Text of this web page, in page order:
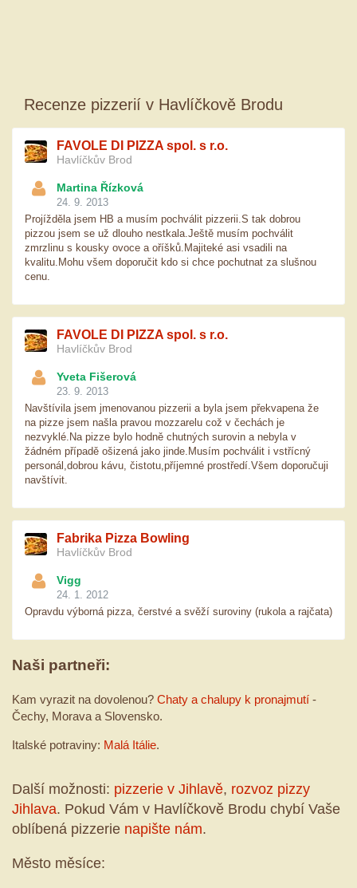
Recenze pizzerií v Havlíčkově Brodu
FAVOLE DI PIZZA spol. s r.o.
Havlíčkův Brod
Martina Řízková
24. 9. 2013
Projížděla jsem HB a musím pochválit pizzerii.S tak dobrou
pizzou jsem se už dlouho nestkala.Ještě musím pochválit
zmrzlinu s kousky ovoce a oříšků.Majiteké asi vsadili na
kvalitu.Mohu všem doporučit kdo si chce pochutnat za slušnou
cenu.
FAVOLE DI PIZZA spol. s r.o.
Havlíčkův Brod
Yveta Fišerová
23. 9. 2013
Navštívila jsem jmenovanou pizzerii a byla jsem překvapena že
na pizze jsem našla pravou mozzarelu což v čechách je
nezvyklé.Na pizze bylo hodně chutných surovin a nebyla v
žádném případě ošizená jako jinde.Musím pochválit i vstřícný
personál,dobrou kávu, čistotu,příjemné prostředí.Všem doporučuji
navštívit.
Fabrika Pizza Bowling
Havlíčkův Brod
Vigg
24. 1. 2012
Opravdu výborná pizza, čerstvé a svěží suroviny (rukola a rajčata)
Naši partneři:
Kam vyrazit na dovolenou? Chaty a chalupy k pronajmutí -
Čechy, Morava a Slovensko.
Italské potraviny: Malá Itálie.
Další možnosti: pizzerie v Jihlavě, rozvoz pizzy
Jihlava. Pokud Vám v Havlíčkově Brodu chybí Vaše
oblíbená pizzerie napište nám.
Město měsíce: